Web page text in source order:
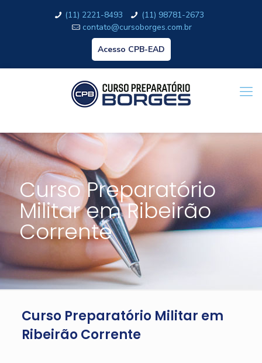
(11) 2221-8493
(11) 98781-2673
contato@cursoborges.com.br
Acesso CPB-EAD
Curso Preparatório
Militar em Ribeirão
Corrente
Curso Preparatório Militar em
Ribeirão Corrente